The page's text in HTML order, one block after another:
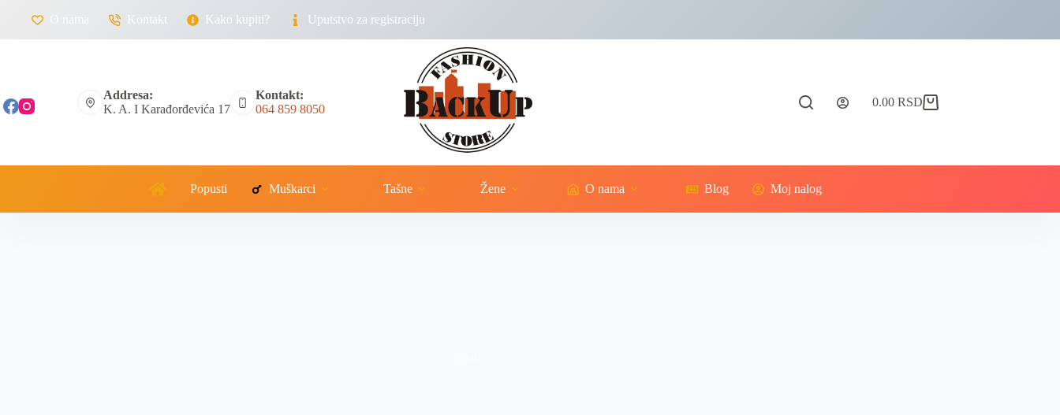
O nama Kontakt Kako kupiti? Uputstvo za registraciju
Addresa:
K. A. I Karađorđevića 17
Kontakt:
064 859 8050
0.00 RSD
Popusti Muškarci Tašne Žene O nama Blog Moj nalog